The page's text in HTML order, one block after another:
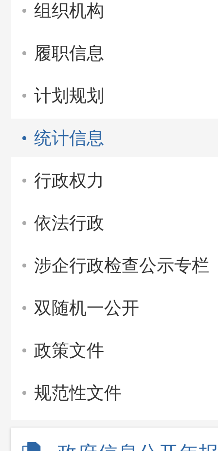
组织机构
履职信息
计划规划
统计信息
行政权力
依法行政
涉企行政检查公示专栏
双随机一公开
政策文件
规范性文件